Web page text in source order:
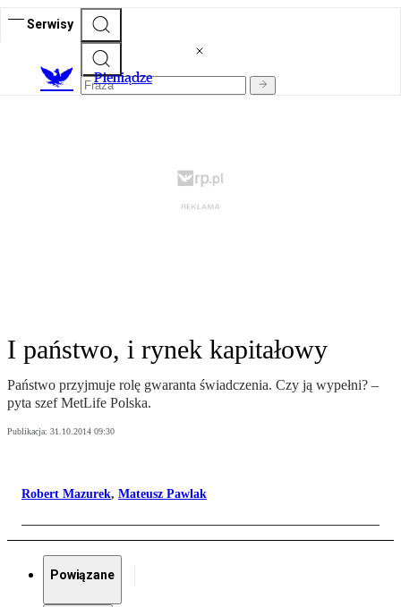
Serwisy
Pieniądze
I państwo, i rynek kapitałowy
Państwo przyjmuje rolę gwaranta świadczenia. Czy ją wypełni? –
pyta szef MetLife Polska.
Publikacja: 31.10.2014 09:30
Robert Mazurek, Mateusz Pawlak
Powiązane